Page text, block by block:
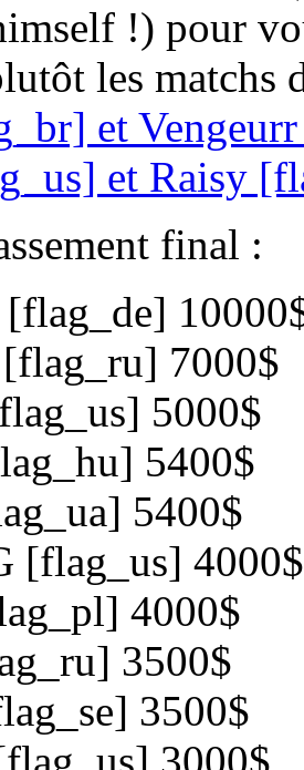
!) pour
les matchs
et
et Raisy
final :
7000$
5000$
5400$
5400$
[flag_us] 4000$
4000$
3500$
3500$
3000$